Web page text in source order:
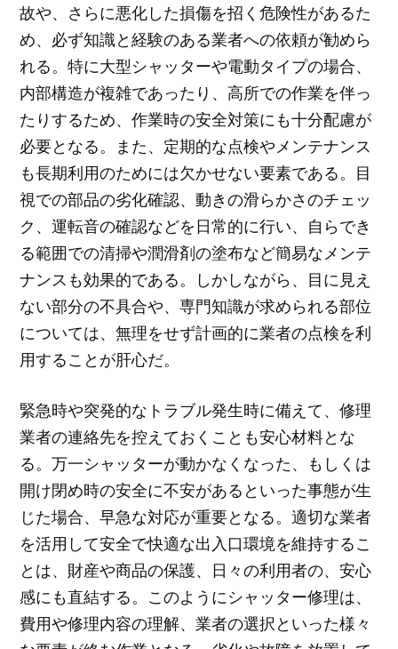
故や、さらに悪化した損傷を招く危険性があるた
め、必ず知識と経験のある業者への依頼が勧めら
れる。特に大型シャッターや電動タイプの場合、
内部構造が複雑であったり、高所での作業を伴っ
たりするため、作業時の安全対策にも十分配慮が
必要となる。また、定期的な点検やメンテナンス
も長期利用のためには欠かせない要素である。目
視での部品の劣化確認、動きの滑らかさのチェッ
ク、運転音の確認などを日常的に行い、自らでき
る範囲での清掃や潤滑剤の塗布など簡易なメンテ
ナンスも効果的である。しかしながら、目に見え
ない部分の不具合や、専門知識が求められる部位
については、無理をせず計画的に業者の点検を利
用することが肝心だ。
緊急時や突発的なトラブル発生時に備えて、修理
業者の連絡先を控えておくことも安心材料とな
る。万一シャッターが動かなくなった、もしくは
開け閉め時の安全に不安があるといった事態が生
じた場合、早急な対応が重要となる。適切な業者
を活用して安全で快適な出入口環境を維持するこ
とは、財産や商品の保護、日々の利用者の、安心
感にも直結する。このようにシャッター修理は、
費用や修理内容の理解、業者の選択といった様々